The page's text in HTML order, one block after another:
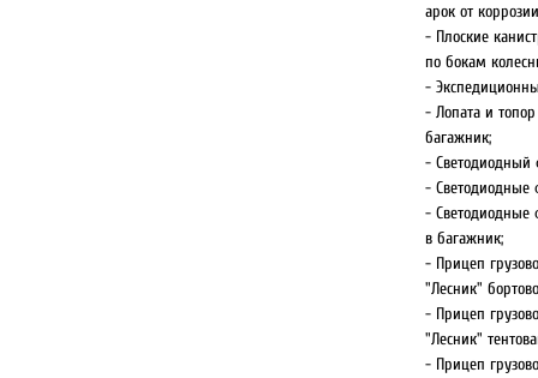
арок от
- Плоские
по бокам
-
- Лопата и
багажник;
- Светодиодный
- Светодиодные
- Светодиодные
в багажник;
- Прицеп
"Лесник"
- Прицеп
"Лесник"
- Прицеп